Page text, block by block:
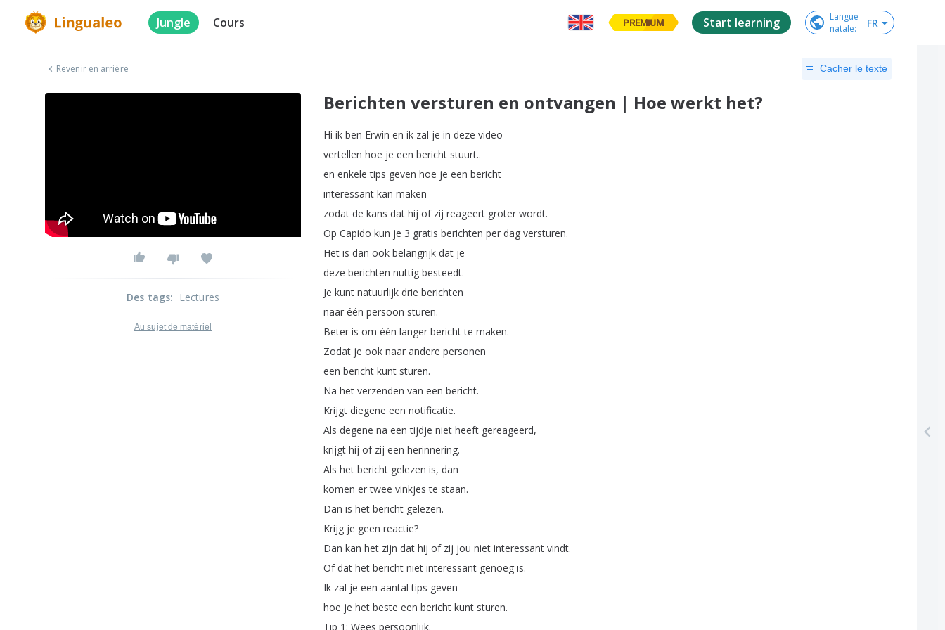
Jungle Cours PREMIUM Start learning
Langue
natale: FR
Revenir en arrière Cacher le texte
Berichten versturen en ontvangen | Hoe werkt het?
Hi ik ben Erwin en ik zal je in deze video
vertellen hoe je een bericht stuurt..
en enkele tips geven hoe je een bericht
interessant kan maken
zodat de kans dat hij of zij reageert groter wordt.
Op Capido kun je 3 gratis berichten per dag versturen.
Het is dan ook belangrijk dat je
deze berichten nuttig besteedt.
Je kunt natuurlijk drie berichten
naar één persoon sturen.
Beter is om één langer bericht te maken.
Zodat je ook naar andere personen
een bericht kunt sturen.
Na het verzenden van een bericht.
Krijgt diegene een notificatie.
Als degene na een tijdje niet heeft gereageerd,
krijgt hij of zij een herinnering.
Als het bericht gelezen is, dan
komen er twee vinkjes te staan.
Dan is het bericht gelezen.
Krijg je geen reactie?
Dan kan het zijn dat hij of zij jou niet interessant vindt.
Of dat het bericht niet interessant genoeg is.
Ik zal je een aantal tips geven
hoe je het beste een bericht kunt sturen.
Tip 1: Wees persoonlijk.
Des tags: Lectures
Au sujet de matériel